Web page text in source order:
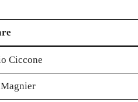
Ciccone